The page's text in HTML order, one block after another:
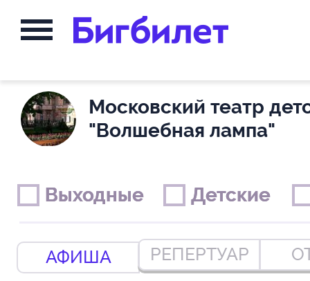
Московский театр
"Волшебная лампа"
АФИША РЕПЕРТУАР
Выходные
Выходные Детские
Детские